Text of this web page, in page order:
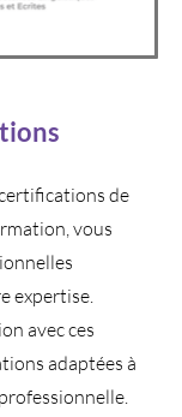
de
vous
expertise.
avec ces
adaptées à